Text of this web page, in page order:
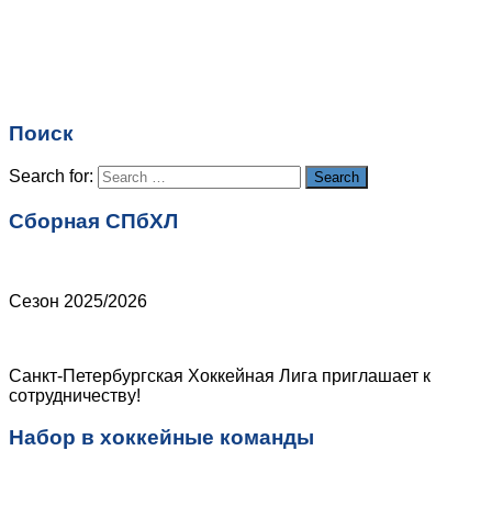
Поиск
Search for: Search
Сборная СПбХЛ
Сезон 2025/2026
Санкт-Петербургская Хоккейная Лига приглашает к
сотрудничеству!
Набор в хоккейные команды